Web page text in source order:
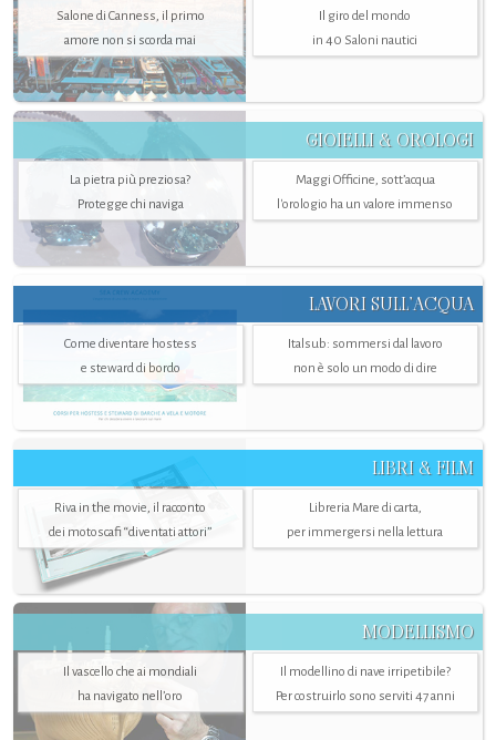
Salone di Canness, il primo
amore non si scorda mai
Il giro del mondo
in 40 Saloni nautici
GIOIELLI & OROLOGI
La pietra più preziosa?
Protegge chi naviga
Maggi Officine, sott’acqua
l'orologio ha un valore immenso
LAVORI SULL’ACQUA
Come diventare hostess
e steward di bordo
Italsub: sommersi dal lavoro
non è solo un modo di dire
LIBRI & FILM
Riva in the movie, il racconto
dei motoscafi “diventati attori”
Libreria Mare di carta,
per immergersi nella lettura
MODELLISMO
Il vascello che ai mondiali
ha navigato nell’oro
Il modellino di nave irripetibile?
Per costruirlo sono serviti 47 anni